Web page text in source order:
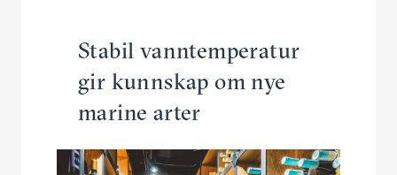
Stabil vanntem­pe­ratur
gir kunnskap om nye
marine arter